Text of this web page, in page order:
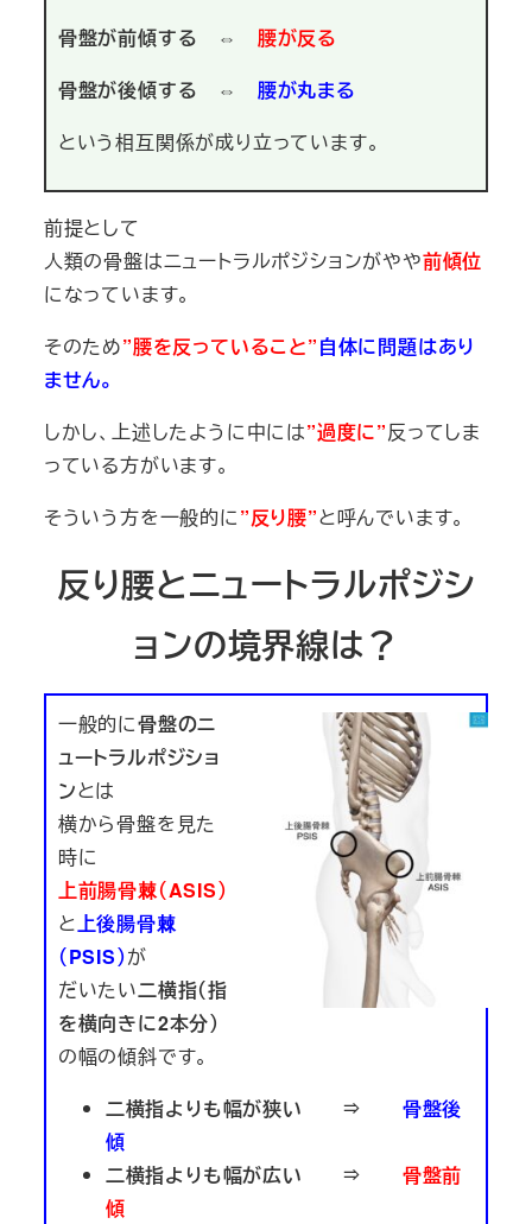
骨盤が前傾する ⇔ 腰が反る
骨盤が後傾する ⇔ 腰が丸まる
という相互関係が成り立っています。
前提として
人類の骨盤はニュートラルポジションがやや前傾位
になっています。
そのため”腰を反っていること”自体に問題はあり
ません。
しかし、上述したように中には”過度に”反ってしま
っている方がいます。
そういう方を一般的に”反り腰”と呼んでいます。
反り腰とニュートラルポジシ
ョンの境界線は？
一般的に骨盤のニ
ュートラルポジショ
ンとは
横から骨盤を見た
時に
上前腸骨棘（ASIS）
と上後腸骨棘
（PSIS）が
だいたい二横指（指
を横向きに2本分）
の幅の傾斜です。
二横指よりも幅が狭い ⇒ 骨盤後
傾
二横指よりも幅が広い ⇒ 骨盤前
傾